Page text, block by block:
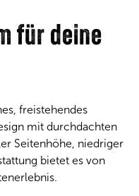
für deine
freistehendes
mit durchdachten
Seitenhöhe, niedriger
bietet es von